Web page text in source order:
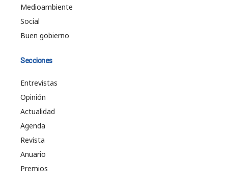
Medioambiente
Social
Buen gobierno
Secciones
Entrevistas
Opinión
Actualidad
Agenda
Revista
Anuario
Premios